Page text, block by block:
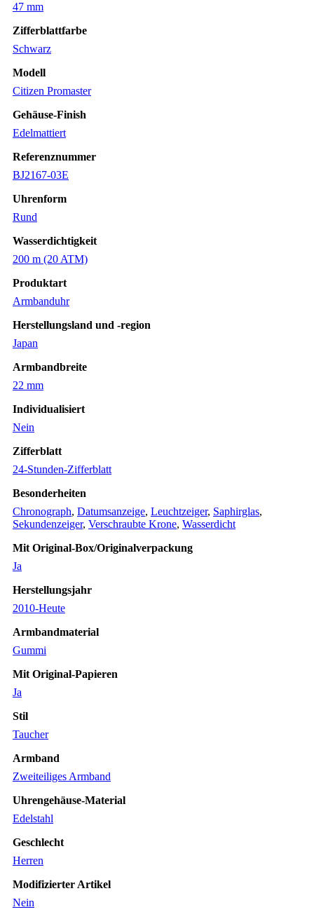
47 mm
Zifferblattfarbe
Schwarz
Modell
Citizen Promaster
Gehäuse-Finish
Edelmattiert
Referenznummer
BJ2167-03E
Uhrenform
Rund
Wasserdichtigkeit
200 m (20 ATM)
Produktart
Armbanduhr
Herstellungsland und -region
Japan
Armbandbreite
22 mm
Individualisiert
Nein
Zifferblatt
24-Stunden-Zifferblatt
Besonderheiten
Chronograph, Datumsanzeige, Leuchtzeiger, Saphirglas,
Sekundenzeiger, Verschraubte Krone, Wasserdicht
Mit Original-Box/Originalverpackung
Ja
Herstellungsjahr
2010-Heute
Armbandmaterial
Gummi
Mit Original-Papieren
Ja
Stil
Taucher
Armband
Zweiteiliges Armband
Uhrengehäuse-Material
Edelstahl
Geschlecht
Herren
Modifizierter Artikel
Nein